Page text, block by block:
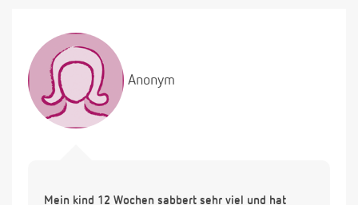
Anonym
Mein kind 12 Wochen sabbert sehr viel und hat